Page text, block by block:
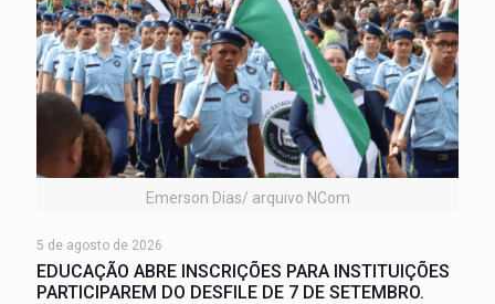
Emerson Dias/ arquivo NCom
5 de agosto de 2026
EDUCAÇÃO ABRE INSCRIÇÕES PARA INSTITUIÇÕES
PARTICIPAREM DO DESFILE DE 7 DE SETEMBRO.